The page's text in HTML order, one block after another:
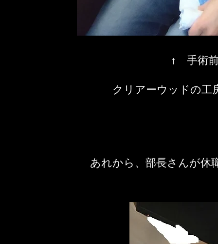
↑ 手術
クリアーウッドの工
あれから、部長さんが休